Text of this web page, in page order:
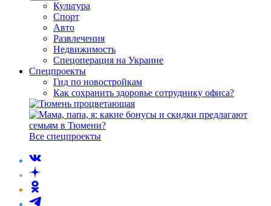
Культура
Спорт
Авто
Развлечения
Недвижимость
Спецоперация на Украине
Спецпроекты
Гид по новостройкам
Как сохранить здоровье сотруднику офиса?
Все спецпроекты